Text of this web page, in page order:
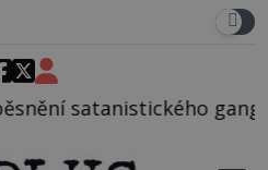
vedeného Charlesem